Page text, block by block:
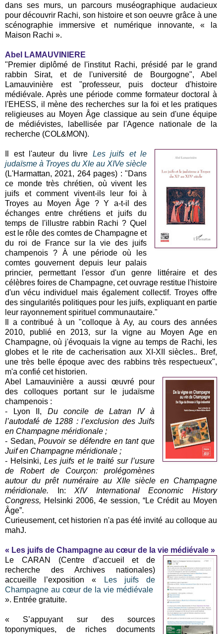
dans ses murs, un parcours muséographique audacieux
pour découvrir Rachi, son histoire et son oeuvre grâce à une
scénographie immersive et numérique innovante, « la
Maison Rachi ».
Abel LAMAUVINIERE
"Premier diplômé de l'institut Rachi, présidé par le grand
rabbin Sirat, et de l'université de Bourgogne", Abel
Lamauvinière est "professeur, puis docteur d'histoire
médiévale. Après une période comme formateur doctoral à
l'EHESS, il mène des recherches sur la foi et les pratiques
religieuses au Moyen Âge classique au sein d'une équipe
de médiévistes, labellisée par l'Agence nationale de la
recherche (COL&MON).
Il est l'auteur du livre Les juifs et le
judaïsme à Troyes du XIe au XIVe siècle
(L'Harmattan, 2021, 264 pages) : "Dans
ce monde très chrétien, où vivent les
juifs et comment vivent-ils leur foi à
Troyes au Moyen Âge ? Y a-t-il des
échanges entre chrétiens et juifs du
temps de l'illustre rabbin Rachi ? Quel
est le rôle des comtes de Champagne et
du roi de France sur la vie des juifs
champenois ? À une période où les
comtes gouvernent depuis leur palais
princier, permettant l'essor d'un genre littéraire et des
célèbres foires de Champagne, cet ouvrage restitue l'histoire
d'un vécu individuel mais également collectif. Troyes offre
des singularités politiques pour les juifs, expliquant en partie
leur rayonnement spirituel communautaire."
Il a contribué à un "colloque à Ay, au cours des années
2010, publié en 2013, sur la vigne au Moyen Age en
Champagne, où j'évoquais la vigne au temps de Rachi, les
globes et le rite de cacherisation aux XI-XII siècles.. Bref,
une très belle époque avec des rabbins très respectueux",
m'a confié cet historien.
Abel Lamauvinière a aussi œuvré pour
des colloques portant sur le judaïsme
champenois :
- Lyon II, Du concile de Latran IV à
l’autodafé de 1288 : l’exclusion des Juifs
en Champagne méridionale ;
- Sedan,Pouvoir se défendre en tant que
Juif en Champagne méridionale ;
- Helsinki,Les juifs et le traité sur l’usure
de Robert de Courçon: prolégomènes
autour du prêt numéraire au XIIe siècle en Champagne
méridionale. In:XIV International Economic History
Congress, Helsinki 2006, 4e session, “Le Crédit au Moyen
Âge”.
Curieusement, cet historien n'a pas été invité au colloque au
mahJ.
« Les juifs de Champagne au cœur de la vie médiévale »
Le CARAN (Centre d’accueil et de
recherche des Archives nationales)
accueille l’exposition «
Les juifs de
Champagne au cœur de la vie médiévale
». Entrée gratuite.
« S’appuyant sur des sources
toponymiques, de riches documents